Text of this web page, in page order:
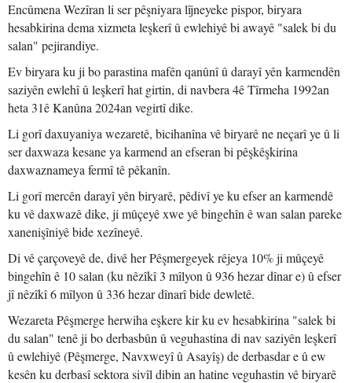
Encûmena Wezîran li ser pêşniyara lîjneyeke pispor, biryara
hesabkirina dema xizmeta leşkerî û ewlehiyê bi awayê "salek bi du
salan" pejirandiye.
Ev biryara ku ji bo parastina mafên qanûnî û darayî yên karmendên
saziyên ewlehî û leşkerî hat girtin, di navbera 4ê Tîrmeha 1992an
heta 31ê Kanûna 2024an vegirtî dike.
Li gorî daxuyaniya wezaretê, bicihanîna vê biryarê ne neçarî ye û li
ser daxwaza kesane ya karmend an efseran bi pêşkêşkirina
daxwaznameya fermî tê pêkanîn.
Li gorî mercên darayî yên biryarê, pêdivî ye ku efser an karmendê
ku vê daxwazê dike, ji mûçeyê xwe yê bingehîn ê wan salan pareke
xanenişîniyê bide xezîneyê.
Di vê çarçoveyê de, divê her Pêşmergeyek rêjeya 10% ji mûçeyê
bingehîn ê 10 salan (ku nêzîkî 3 mîlyon û 936 hezar dînar e) û efser
jî nêzîkî 6 mîlyon û 336 hezar dînarî bide dewletê.
Wezareta Pêşmerge herwiha eşkere kir ku ev hesabkirina "salek bi
du salan" tenê ji bo derbasbûn û veguhastina di nav saziyên leşkerî
û ewlehiyê (Pêşmerge, Navxweyî û Asayîş) de derbasdar e û ew
kesên ku derbasî sektora sivîl dibin an hatine veguhastin vê biryarê